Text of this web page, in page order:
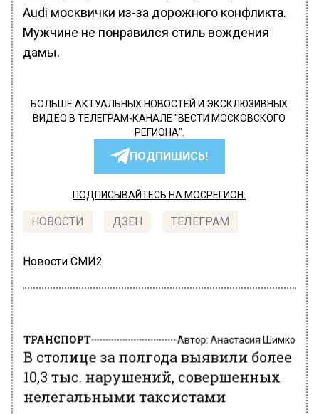
Audi москвички из-за дорожного конфликта.
Мужчине не понравился стиль вождения
дамы.
БОЛЬШЕ АКТУАЛЬНЫХ НОВОСТЕЙ И ЭКСКЛЮЗИВНЫХ
ВИДЕО В ТЕЛЕГРАМ-КАНАЛЕ "ВЕСТИ МОСКОВСКОГО
РЕГИОНА".
ПОДПИШИСЬ!
ПОДПИСЫВАЙТЕСЬ НА МОСРЕГИОН:
НОВОСТИ ДЗЕН ТЕЛЕГРАМ
Новости СМИ2
ТРАНСПОРТ Автор: Анастасия Шимко
В столице за полгода выявили более
10,3 тыс. нарушений, совершенных
нелегальными таксистами